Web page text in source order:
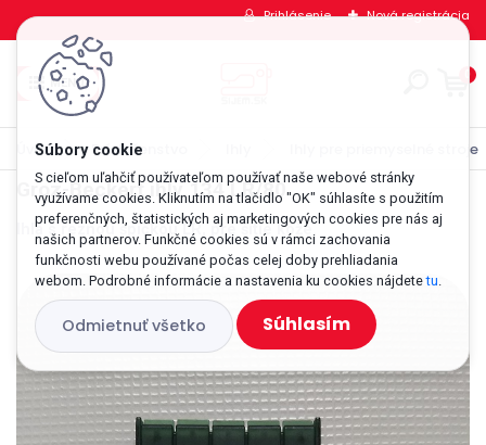
S cieľom uľahčiť používateľom používať naše webové stránky
využívame cookies. Kliknutím na tlačidlo "OK" súhlasíte s použitím
preferenčných, štatistických aj marketingových cookies pre nás aj
našich partnerov. Funkčné cookies sú v rámci zachovania
funkčnosti webu používané počas celej doby prehliadania
webom. Podrobné informácie a nastavenia ku cookies nájdetetu.
Odmietnuť všetko Súhlasím
Prihlásenie Nová registrácia
0
Úvod Príslušenstvo Ihly pre priemyselné stroje
Groz-Beckert ihly 134 LR/80
Ihla s reznou špičkou LR, pre šitie kože.